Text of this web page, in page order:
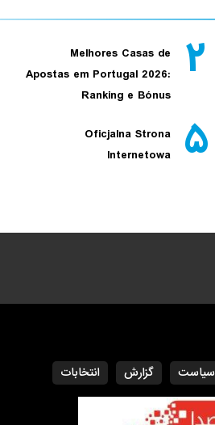
۲
Melhores Casas de
Apostas em Portugal 2026:
Ranking e Bónus
۵
Oficjalna Strona
Internetowa
سیاست گزارش انتخابات